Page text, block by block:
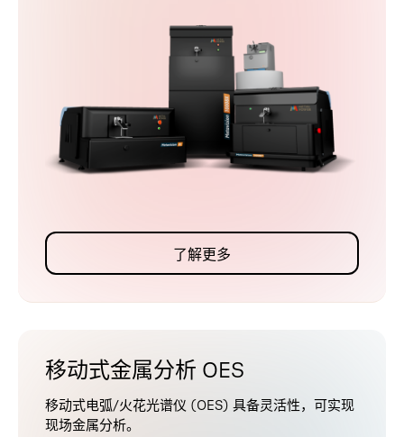
了解更多
移动式金属分析 OES
移动式电弧/火花光谱仪 (OES) 具备灵活性，可实现
现场金属分析。